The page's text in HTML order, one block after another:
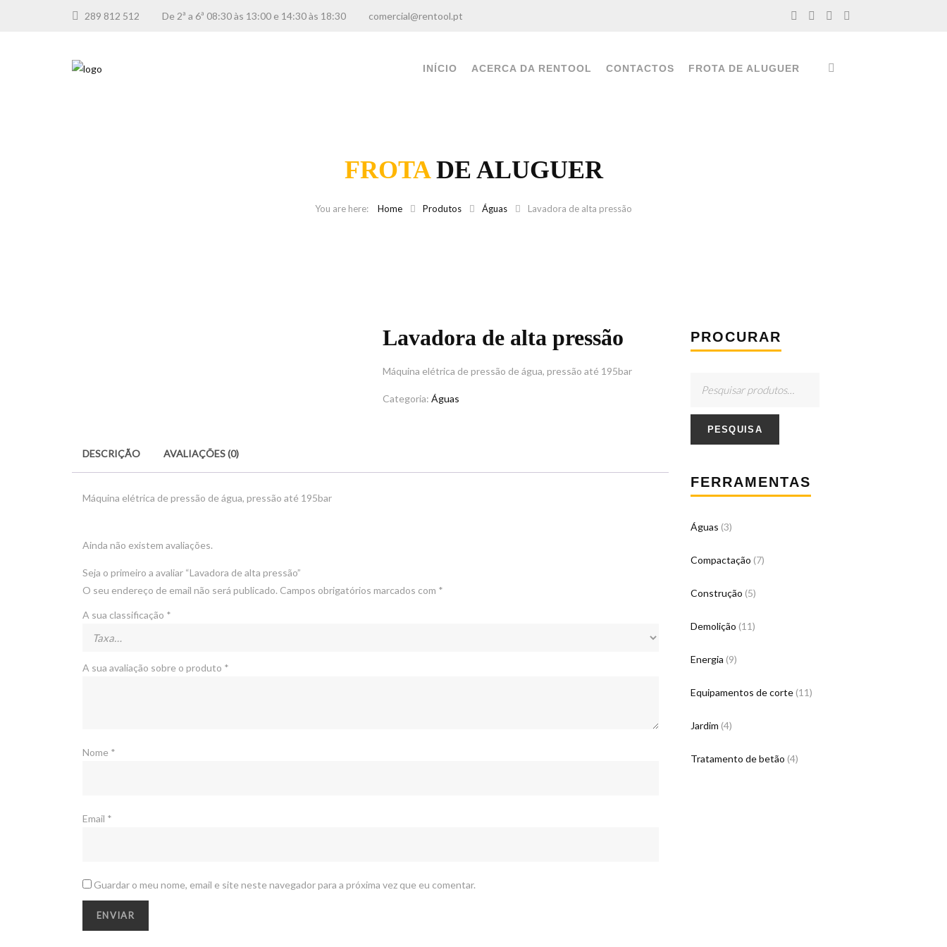
289 812 512 De 2ª a 6ª 08:30 às 13:00 e 14:30 às 18:30 comercial@rentool.pt
INÍCIO ACERCA DA RENTOOL CONTACTOS FROTA DE ALUGUER
FROTADE ALUGUER
Home Produtos Águas Lavadora de alta pressão
Lavadora de alta pressão
Máquina elétrica de pressão de água, pressão até 195bar
Categoria: Águas
DESCRIÇÃO AVALIAÇÕES (0)
Máquina elétrica de pressão de água, pressão até 195bar
Ainda não existem avaliações.
Seja o primeiro a avaliar “Lavadora de alta pressão”
O seu endereço de email não será publicado. Campos obrigatórios marcados com *
A sua classificação *
A sua avaliação sobre o produto *
Nome *
Email *
Guardar o meu nome, email e site neste navegador para a próxima vez que eu comentar.
PROCURAR
PESQUISA
FERRAMENTAS
Águas (3)
Compactação (7)
Construção (5)
Demolição (11)
Energia (9)
Equipamentos de corte (11)
Jardim (4)
Tratamento de betão (4)